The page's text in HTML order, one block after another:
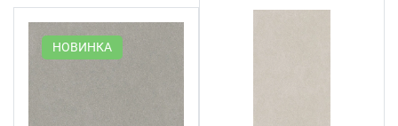
НОВИНКА